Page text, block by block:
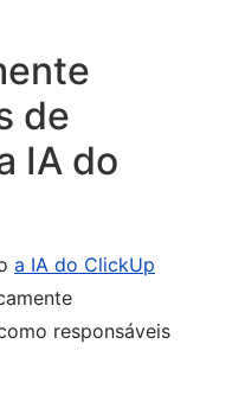
de
IA do
a IA do ClickUp
responsáveis